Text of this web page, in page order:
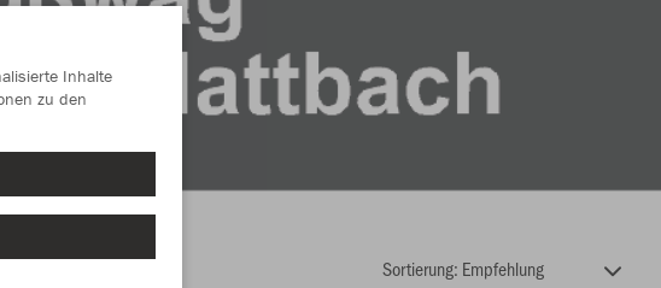
Inhalte
zu den